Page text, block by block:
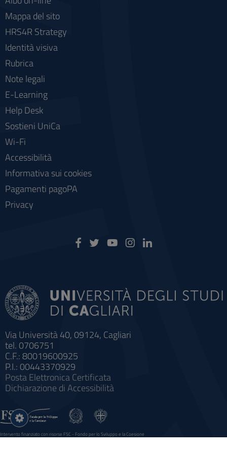
Via Università 40, 09124, Cagliari
tel. 0706751
C.F.: 80019600925
P.I.: 00443370929
Posta Elettronica Certificata
Dichiarazione di Accessibilità
Mappa del sito
HRS4R Strategy
Identità visiva
Rubrica
Note legali
E-Learning
Help Desk
Sostieni UniCa
Wi-Fi
Accessibilità
Informativa sui cookies
Pagamenti pagoPA
Privacy
Intervento finanziato con risorse FSC - Fondo per lo Sviluppo e la Coesione
Sistema informatico gestionale integrato a supporto della didattica e della ricerca e potenziamento dei servizi online
Impostazioni
cookie